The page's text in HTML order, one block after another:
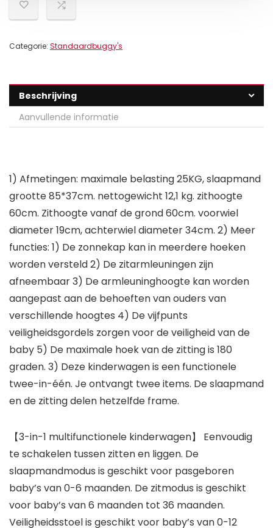
Categorie: Standaardbuggy's
Beschrijving
Aanvullende informatie
1) Afmetingen: maximale belasting 25KG, slaapmand
grootte 85*37cm. nettogewicht 12,1 kg. zithoogte
60cm. Zithoogte vanaf de grond 60cm. voorwiel
diameter 19cm, achterwiel diameter 34cm. 2) Meer
functies: 1) De zonnekap kan in meerdere hoeken
worden versteld 2) De zitarmleuningen zijn
afneembaar 3) De armleuninghoogte kan worden
aangepast aan de behoeften van ouders van
verschillende hoogtes 4) De vijfpunts
veiligheidsgordels zorgen voor de veiligheid van de
baby 5) De maximale hoek van de zitting is 180
graden. 3) Deze kinderwagen is een functionele
twee-in-één. Je ontvangt twee items. De slaapmand
en de zitting delen hetzelfde frame.
【3-in-1 multifunctionele kinderwagen】 Eenvoudig
te schakelen tussen zitten en liggen. De
slaapmandmodus is geschikt voor pasgeboren
baby’s van 0-6 maanden. De zitmodus is geschikt
voor baby’s van 6 maanden tot 36 maanden.
Veiligheidsstoel is geschikt voor baby’s van 0-12